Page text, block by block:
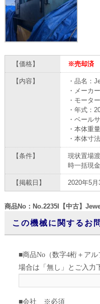
【価格】 ※売却済
【内容】
・品名：
・メーカ
・モータ
・年式：
・ベール
・本体重
・本体寸
【条件】
現状置場
時一括現
【掲載日】 2020年5月
商品No：No.2235I【中古】
この機械に関するお